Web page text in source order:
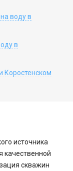
воду в
в
Коростенском
источника
качественной
скважин